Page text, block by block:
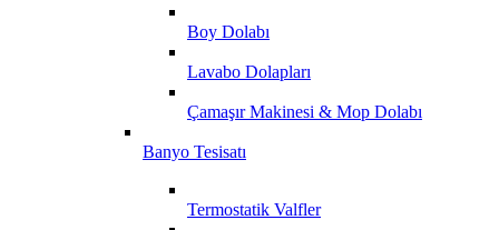
Boy Dolabı
Lavabo Dolapları
Çamaşır Makinesi & Mop Dolabı
Banyo Tesisatı
Termostatik Valfler